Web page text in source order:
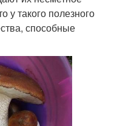
у такого полезного
способные